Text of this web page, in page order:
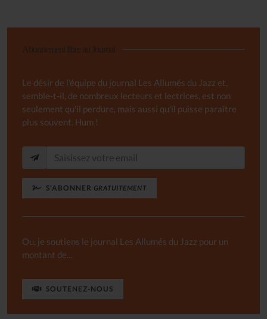
Abonnement libre au Journal
Le désir de l'équipe du journal Les Allumés du Jazz et,
semble-t-il, de nombreux lecteurs et lectrices, est non
seulement qu'il perdure, mais aussi qu'il puisse paraître
plus souvent. Hum !
S'ABONNER GRATUITEMENT
Ou, je soutiens le journal Les Allumés du Jazz pour un
montant de...
SOUTENEZ-NOUS